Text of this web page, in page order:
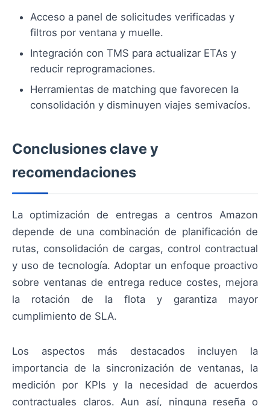
Acceso a panel de solicitudes verificadas y
filtros por ventana y muelle.
Integración con TMS para actualizar ETAs y
reducir reprogramaciones.
Herramientas de matching que favorecen la
consolidación y disminuyen viajes semivacíos.
Conclusiones clave y
recomendaciones
La optimización de entregas a centros Amazon
depende de una combinación de planificación de
rutas, consolidación de cargas, control contractual
y uso de tecnología. Adoptar un enfoque proactivo
sobre ventanas de entrega reduce costes, mejora
la rotación de la flota y garantiza mayor
cumplimiento de SLA.
Los aspectos más destacados incluyen la
importancia de la sincronización de ventanas, la
medición por KPIs y la necesidad de acuerdos
contractuales claros. Aun así, ninguna reseña o